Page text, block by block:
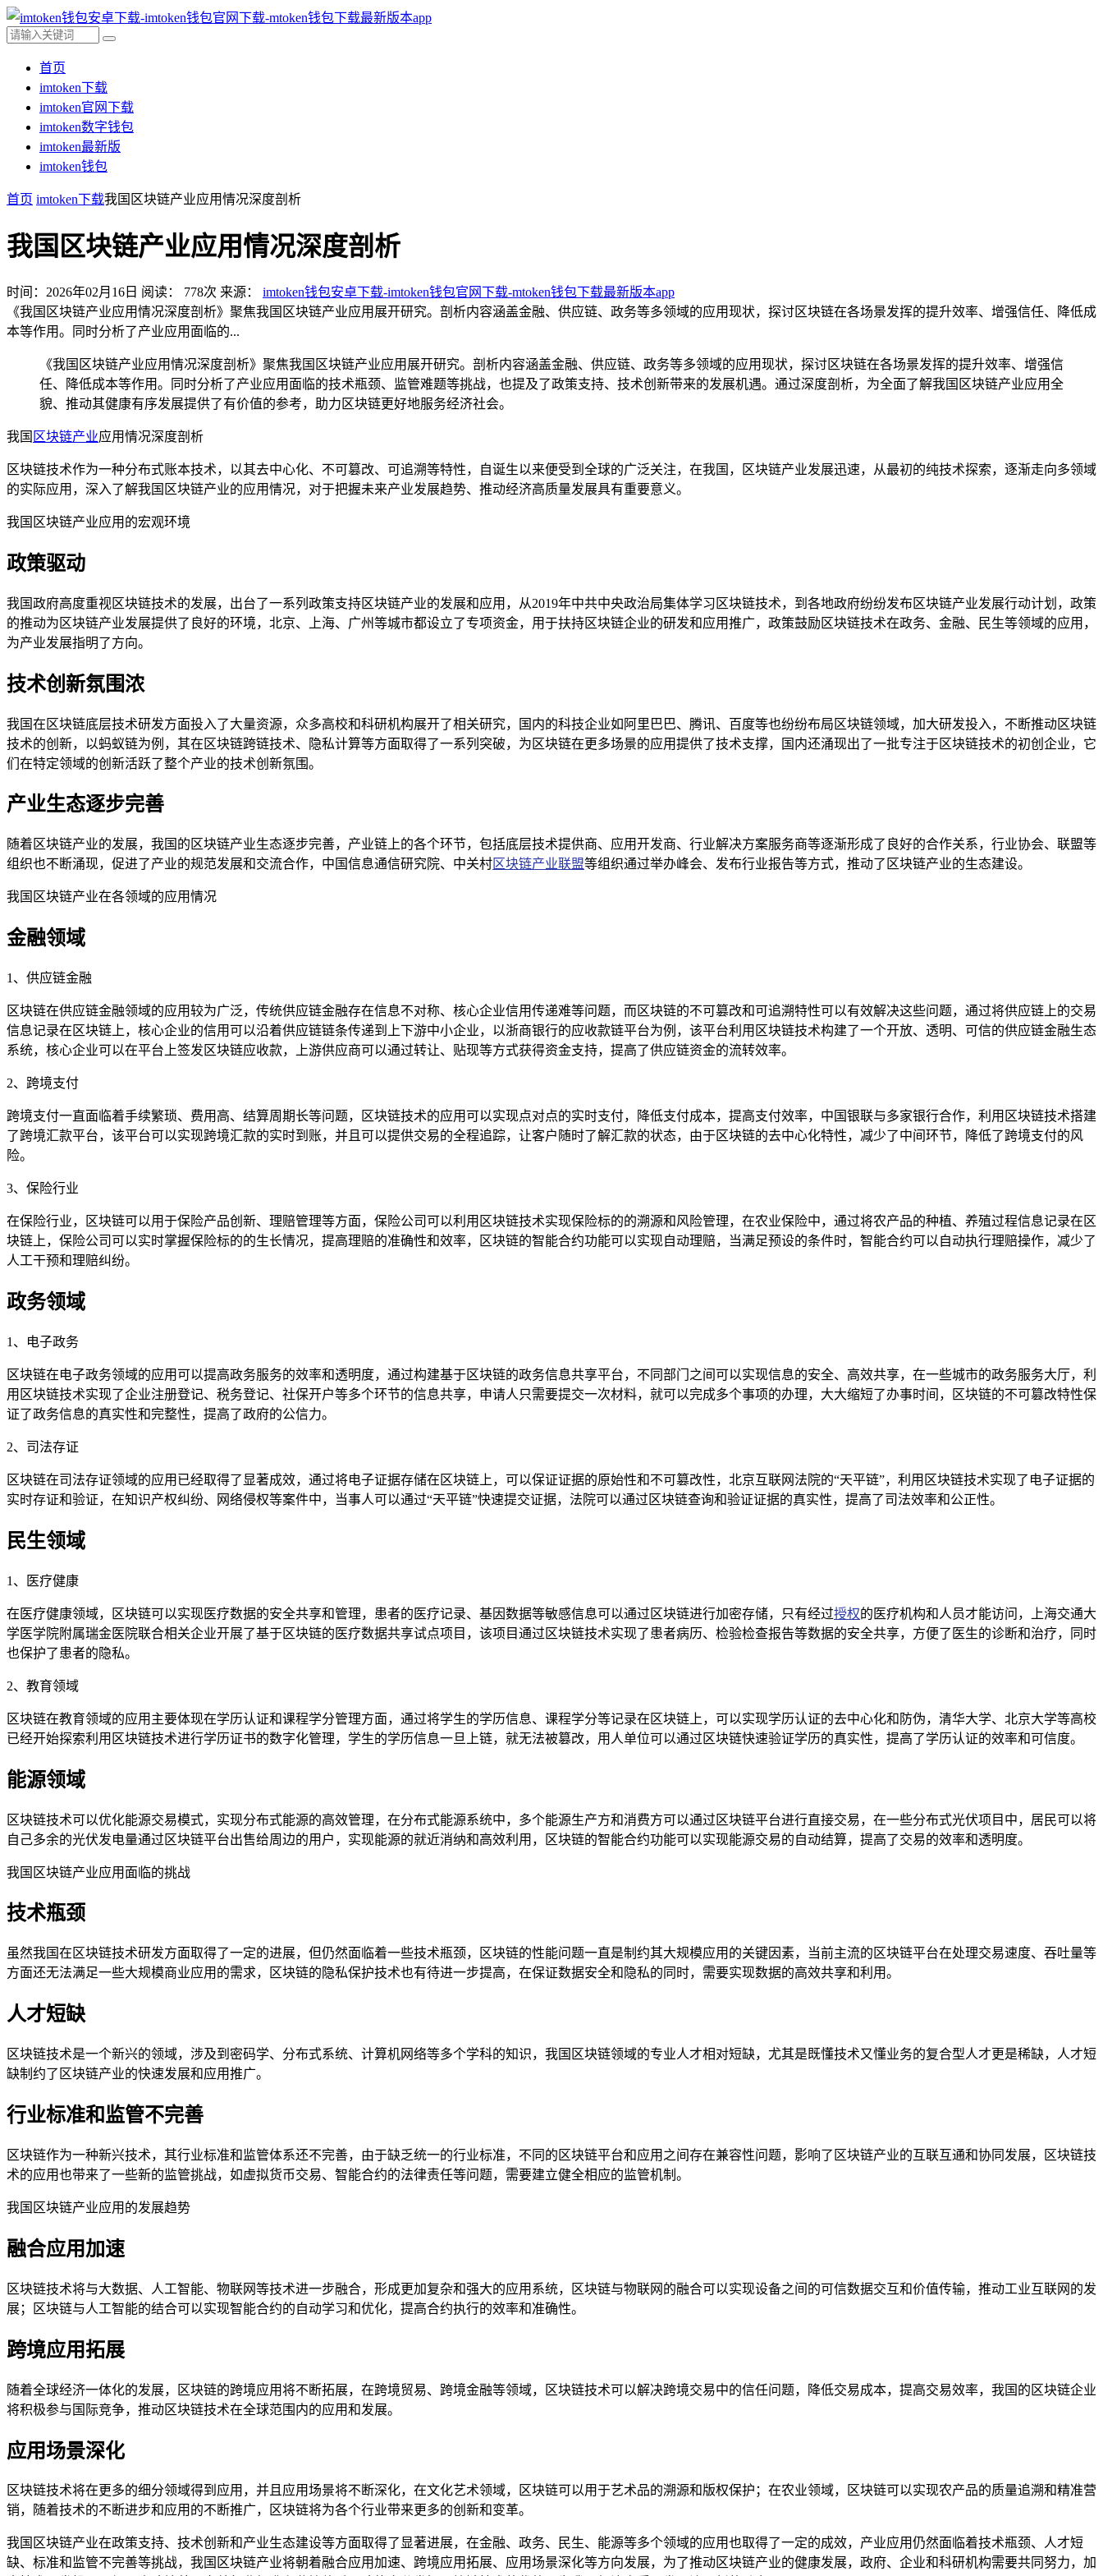
首页
imtoken下载
imtoken官网下载
imtoken数字钱包
imtoken最新版
imtoken钱包
首页 imtoken下载我国区块链产业应用情况深度剖析
我国区块链产业应用情况深度剖析
时间：2026年02月16日 阅读： 778次 来源： imtoken钱包安卓下载-imtoken钱包官网下载-mtoken钱包下载最新版本app
《我国区块链产业应用情况深度剖析》聚焦我国区块链产业应用展开研究。剖析内容涵盖金融、供应链、政务等多领域的应用现状，探讨区块链在各场景发挥的提升效率、增强信任、降低成
本等作用。同时分析了产业应用面临的...
《我国区块链产业应用情况深度剖析》聚焦我国区块链产业应用展开研究。剖析内容涵盖金融、供应链、政务等多领域的应用现状，探讨区块链在各场景发挥的提升效率、增强信
任、降低成本等作用。同时分析了产业应用面临的技术瓶颈、监管难题等挑战，也提及了政策支持、技术创新带来的发展机遇。通过深度剖析，为全面了解我国区块链产业应用全
貌、推动其健康有序发展提供了有价值的参考，助力区块链更好地服务经济社会。
我国 区块链产业应用情况深度剖析
区块链技术作为一种分布式账本技术，以其去中心化、不可篡改、可追溯等特性，自诞生以来便受到全球的广泛关注，在我国，区块链产业发展迅速，从最初的纯技术探索，逐渐走向多领域
的实际应用，深入了解我国区块链产业的应用情况，对于把握未来产业发展趋势、推动经济高质量发展具有重要意义。
我国区块链产业应用的宏观环境
政策驱动
我国政府高度重视区块链技术的发展，出台了一系列政策支持区块链产业的发展和应用，从2019年中共中央政治局集体学习区块链技术，到各地政府纷纷发布区块链产业发展行动计划，政策
的推动为区块链产业发展提供了良好的环境，北京、上海、广州等城市都设立了专项资金，用于扶持区块链企业的研发和应用推广，政策鼓励区块链技术在政务、金融、民生等领域的应用，
为产业发展指明了方向。
技术创新氛围浓
我国在区块链底层技术研发方面投入了大量资源，众多高校和科研机构展开了相关研究，国内的科技企业如阿里巴巴、腾讯、百度等也纷纷布局区块链领域，加大研发投入，不断推动区块链
技术的创新，以蚂蚁链为例，其在区块链跨链技术、隐私计算等方面取得了一系列突破，为区块链在更多场景的应用提供了技术支撑，国内还涌现出了一批专注于区块链技术的初创企业，它
们在特定领域的创新活跃了整个产业的技术创新氛围。
产业生态逐步完善
随着区块链产业的发展，我国的区块链产业生态逐步完善，产业链上的各个环节，包括底层技术提供商、应用开发商、行业解决方案服务商等逐渐形成了良好的合作关系，行业协会、联盟等
组织也不断涌现，促进了产业的规范发展和交流合作，中国信息通信研究院、中关村区块链产业联盟等组织通过举办峰会、发布行业报告等方式，推动了区块链产业的生态建设。
我国区块链产业在各领域的应用情况
金融领域
1、供应链金融
区块链在供应链金融领域的应用较为广泛，传统供应链金融存在信息不对称、核心企业信用传递难等问题，而区块链的不可篡改和可追溯特性可以有效解决这些问题，通过将供应链上的交易
信息记录在区块链上，核心企业的信用可以沿着供应链链条传递到上下游中小企业，以浙商银行的应收款链平台为例，该平台利用区块链技术构建了一个开放、透明、可信的供应链金融生态
系统，核心企业可以在平台上签发区块链应收款，上游供应商可以通过转让、贴现等方式获得资金支持，提高了供应链资金的流转效率。
2、跨境支付
跨境支付一直面临着手续繁琐、费用高、结算周期长等问题，区块链技术的应用可以实现点对点的实时支付，降低支付成本，提高支付效率，中国银联与多家银行合作，利用区块链技术搭建
了跨境汇款平台，该平台可以实现跨境汇款的实时到账，并且可以提供交易的全程追踪，让客户随时了解汇款的状态，由于区块链的去中心化特性，减少了中间环节，降低了跨境支付的风
险。
3、保险行业
在保险行业，区块链可以用于保险产品创新、理赔管理等方面，保险公司可以利用区块链技术实现保险标的的溯源和风险管理，在农业保险中，通过将农产品的种植、养殖过程信息记录在区
块链上，保险公司可以实时掌握保险标的的生长情况，提高理赔的准确性和效率，区块链的智能合约功能可以实现自动理赔，当满足预设的条件时，智能合约可以自动执行理赔操作，减少了
人工干预和理赔纠纷。
政务领域
1、电子政务
区块链在电子政务领域的应用可以提高政务服务的效率和透明度，通过构建基于区块链的政务信息共享平台，不同部门之间可以实现信息的安全、高效共享，在一些城市的政务服务大厅，利
用区块链技术实现了企业注册登记、税务登记、社保开户等多个环节的信息共享，申请人只需要提交一次材料，就可以完成多个事项的办理，大大缩短了办事时间，区块链的不可篡改特性保
证了政务信息的真实性和完整性，提高了政府的公信力。
2、司法存证
区块链在司法存证领域的应用已经取得了显著成效，通过将电子证据存储在区块链上，可以保证证据的原始性和不可篡改性，北京互联网法院的“天平链”，利用区块链技术实现了电子证据的
实时存证和验证，在知识产权纠纷、网络侵权等案件中，当事人可以通过“天平链”快速提交证据，法院可以通过区块链查询和验证证据的真实性，提高了司法效率和公正性。
民生领域
1、医疗健康
在医疗健康领域，区块链可以实现医疗数据的安全共享和管理，患者的医疗记录、基因数据等敏感信息可以通过区块链进行加密存储，只有经过授权的医疗机构和人员才能访问，上海交通大
学医学院附属瑞金医院联合相关企业开展了基于区块链的医疗数据共享试点项目，该项目通过区块链技术实现了患者病历、检验检查报告等数据的安全共享，方便了医生的诊断和治疗，同时
也保护了患者的隐私。
2、教育领域
区块链在教育领域的应用主要体现在学历认证和课程学分管理方面，通过将学生的学历信息、课程学分等记录在区块链上，可以实现学历认证的去中心化和防伪，清华大学、北京大学等高校
已经开始探索利用区块链技术进行学历证书的数字化管理，学生的学历信息一旦上链，就无法被篡改，用人单位可以通过区块链快速验证学历的真实性，提高了学历认证的效率和可信度。
能源领域
区块链技术可以优化能源交易模式，实现分布式能源的高效管理，在分布式能源系统中，多个能源生产方和消费方可以通过区块链平台进行直接交易，在一些分布式光伏项目中，居民可以将
自己多余的光伏发电量通过区块链平台出售给周边的用户，实现能源的就近消纳和高效利用，区块链的智能合约功能可以实现能源交易的自动结算，提高了交易的效率和透明度。
我国区块链产业应用面临的挑战
技术瓶颈
虽然我国在区块链技术研发方面取得了一定的进展，但仍然面临着一些技术瓶颈，区块链的性能问题一直是制约其大规模应用的关键因素，当前主流的区块链平台在处理交易速度、吞吐量等
方面还无法满足一些大规模商业应用的需求，区块链的隐私保护技术也有待进一步提高，在保证数据安全和隐私的同时，需要实现数据的高效共享和利用。
人才短缺
区块链技术是一个新兴的领域，涉及到密码学、分布式系统、计算机网络等多个学科的知识，我国区块链领域的专业人才相对短缺，尤其是既懂技术又懂业务的复合型人才更是稀缺，人才短
缺制约了区块链产业的快速发展和应用推广。
行业标准和监管不完善
区块链作为一种新兴技术，其行业标准和监管体系还不完善，由于缺乏统一的行业标准，不同的区块链平台和应用之间存在兼容性问题，影响了区块链产业的互联互通和协同发展，区块链技
术的应用也带来了一些新的监管挑战，如虚拟货币交易、智能合约的法律责任等问题，需要建立健全相应的监管机制。
我国区块链产业应用的发展趋势
融合应用加速
区块链技术将与大数据、人工智能、物联网等技术进一步融合，形成更加复杂和强大的应用系统，区块链与物联网的融合可以实现设备之间的可信数据交互和价值传输，推动工业互联网的发
展；区块链与人工智能的结合可以实现智能合约的自动学习和优化，提高合约执行的效率和准确性。
跨境应用拓展
随着全球经济一体化的发展，区块链的跨境应用将不断拓展，在跨境贸易、跨境金融等领域，区块链技术可以解决跨境交易中的信任问题，降低交易成本，提高交易效率，我国的区块链企业
将积极参与国际竞争，推动区块链技术在全球范围内的应用和发展。
应用场景深化
区块链技术将在更多的细分领域得到应用，并且应用场景将不断深化，在文化艺术领域，区块链可以用于艺术品的溯源和版权保护；在农业领域，区块链可以实现农产品的质量追溯和精准营
销，随着技术的不断进步和应用的不断推广，区块链将为各个行业带来更多的创新和变革。
我国区块链产业在政策支持、技术创新和产业生态建设等方面取得了显著进展，在金融、政务、民生、能源等多个领域的应用也取得了一定的成效，产业应用仍然面临着技术瓶颈、人才短
缺、标准和监管不完善等挑战，我国区块链产业将朝着融合应用加速、跨境应用拓展、应用场景深化等方向发展，为了推动区块链产业的健康发展，政府、企业和科研机构需要共同努力，加